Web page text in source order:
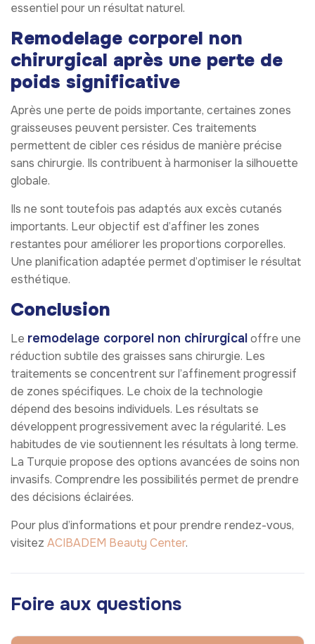
essentiel pour un résultat naturel.
Remodelage corporel non
chirurgical après une perte de
poids significative
Après une perte de poids importante, certaines zones
graisseuses peuvent persister. Ces traitements
permettent de cibler ces résidus de manière précise
sans chirurgie. Ils contribuent à harmoniser la silhouette
globale.
Ils ne sont toutefois pas adaptés aux excès cutanés
importants. Leur objectif est d’affiner les zones
restantes pour améliorer les proportions corporelles.
Une planification adaptée permet d’optimiser le résultat
esthétique.
Conclusion
Le remodelage corporel non chirurgicaloffre une
réduction subtile des graisses sans chirurgie. Les
traitements se concentrent sur l’affinement progressif
de zones spécifiques. Le choix de la technologie
dépend des besoins individuels. Les résultats se
développent progressivement avec la régularité. Les
habitudes de vie soutiennent les résultats à long terme.
La Turquie propose des options avancées de soins non
invasifs. Comprendre les possibilités permet de prendre
des décisions éclairées.
Pour plus d’informations et pour prendre rendez-vous,
visitez ACIBADEM Beauty Center.
Foire aux questions